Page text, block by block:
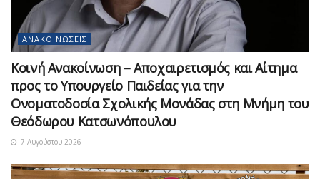
ΑΝΑΚΟΙΝΏΣΕΙΣ
Κοινή Ανακοίνωση – Αποχαιρετισμός και Αίτημα
προς το Υπουργείο Παιδείας για την
Ονοματοδοσία Σχολικής Μονάδας στη Μνήμη του
Θεόδωρου Κατσωνόπουλου
7 Αυγούστου 2026